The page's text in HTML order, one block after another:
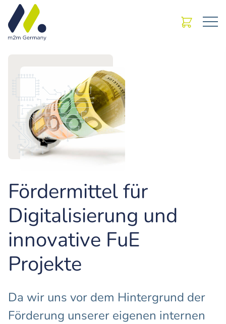
Fördermittel für
Digitalisierung und
innovative FuE
Projekte
Da wir uns vor dem Hintergrund der
Förderung unserer eigenen internen